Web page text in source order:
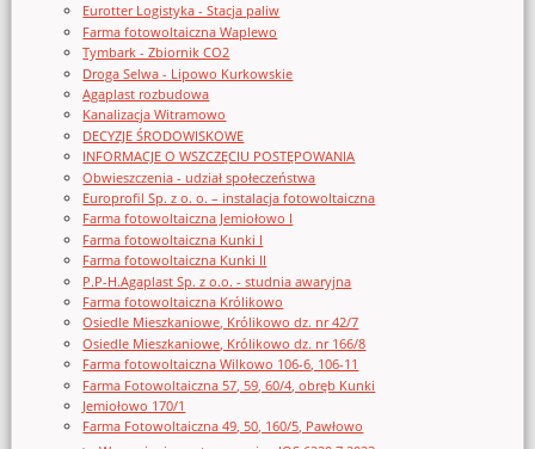
Eurotter Logistyka - Stacja paliw
Farma fotowoltaiczna Waplewo
Tymbark - Zbiornik CO2
Droga Selwa - Lipowo Kurkowskie
Agaplast rozbudowa
Kanalizacja Witramowo
DECYZJE ŚRODOWISKOWE
INFORMACJE O WSZCZĘCIU POSTĘPOWANIA
Obwieszczenia - udział społeczeństwa
Europrofil Sp. z o. o. – instalacja fotowoltaiczna
Farma fotowoltaiczna Jemiołowo I
Farma fotowoltaiczna Kunki I
Farma fotowoltaiczna Kunki II
P.P-H.Agaplast Sp. z o.o. - studnia awaryjna
Farma fotowoltaiczna Królikowo
Osiedle Mieszkaniowe, Królikowo dz. nr 42/7
Osiedle Mieszkaniowe, Królikowo dz. nr 166/8
Farma fotowoltaiczna Wilkowo 106-6, 106-11
Farma Fotowoltaiczna 57, 59, 60/4, obręb Kunki
Jemiołowo 170/1
Farma Fotowoltaiczna 49, 50, 160/5, Pawłowo